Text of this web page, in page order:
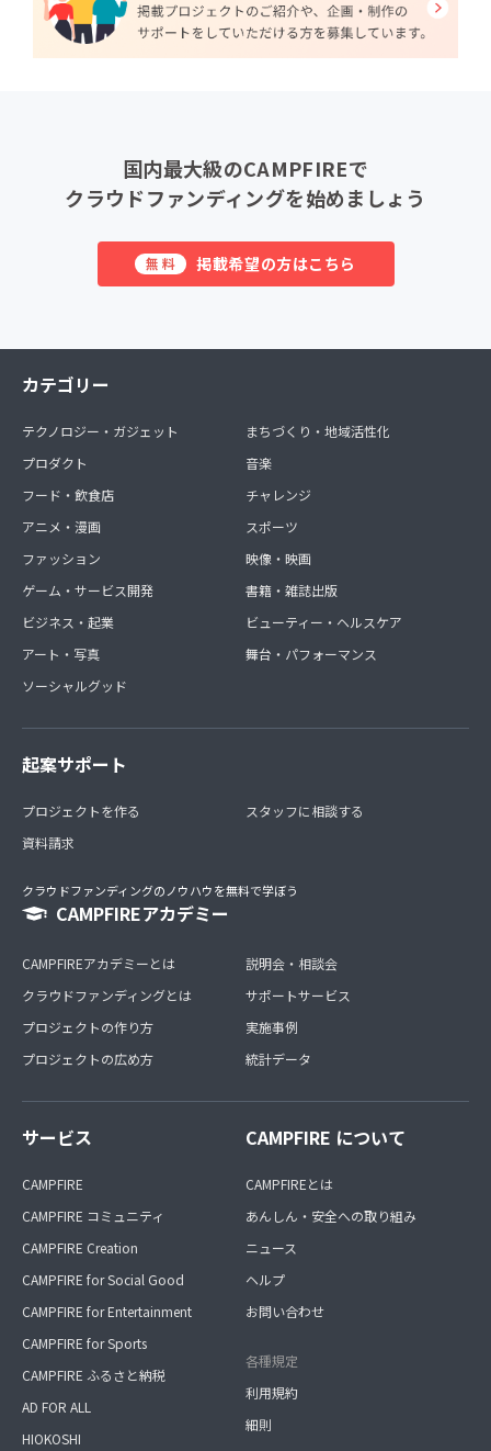
国内最大級のCAMPFIREで
クラウドファンディングを始めましょう
無料 掲載希望の方はこちら
カテゴリー
テクノロジー・ガジェット
プロダクト
フード・飲食店
アニメ・漫画
ファッション
ゲーム・サービス開発
ビジネス・起業
アート・写真
ソーシャルグッド
まちづくり・地域活性化
音楽
チャレンジ
スポーツ
映像・映画
書籍・雑誌出版
ビューティー・ヘルスケア
舞台・パフォーマンス
起案サポート
プロジェクトを作る
資料請求
スタッフに相談する
クラウドファンディングのノウハウを無料で学ぼう
CAMPFIREアカデミー
CAMPFIREアカデミーとは
クラウドファンディングとは
プロジェクトの作り方
プロジェクトの広め方
説明会・相談会
サポートサービス
実施事例
統計データ
サービス
CAMPFIRE
CAMPFIRE コミュニティ
CAMPFIRE Creation
CAMPFIRE for Social Good
CAMPFIRE for Entertainment
CAMPFIRE for Sports
CAMPFIRE ふるさと納税
AD FOR ALL
HIOKOSHI
CAMPFIRE について
CAMPFIREとは
あんしん・安全への取り組み
ニュース
ヘルプ
お問い合わせ
各種規定
利用規約
細則